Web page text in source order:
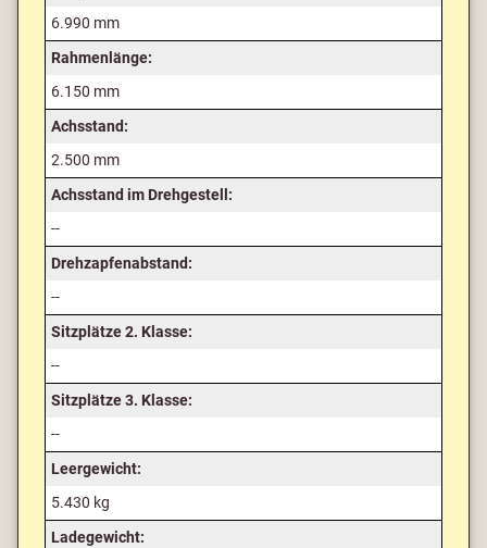
6.990 mm
Rahmenlänge:
6.150 mm
Achsstand:
2.500 mm
Achsstand im Drehgestell:
--
Drehzapfenabstand:
--
Sitzplätze 2. Klasse:
--
Sitzplätze 3. Klasse:
--
Leergewicht:
5.430 kg
Ladegewicht: